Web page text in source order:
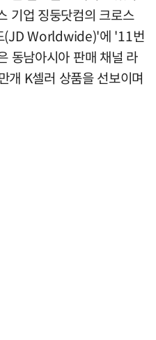
기업 징둥닷컴의 크로스
(JD Worldwide)'에 '11번
동남아시아 판매 채널 라
개 K셀러 상품을 선보이며